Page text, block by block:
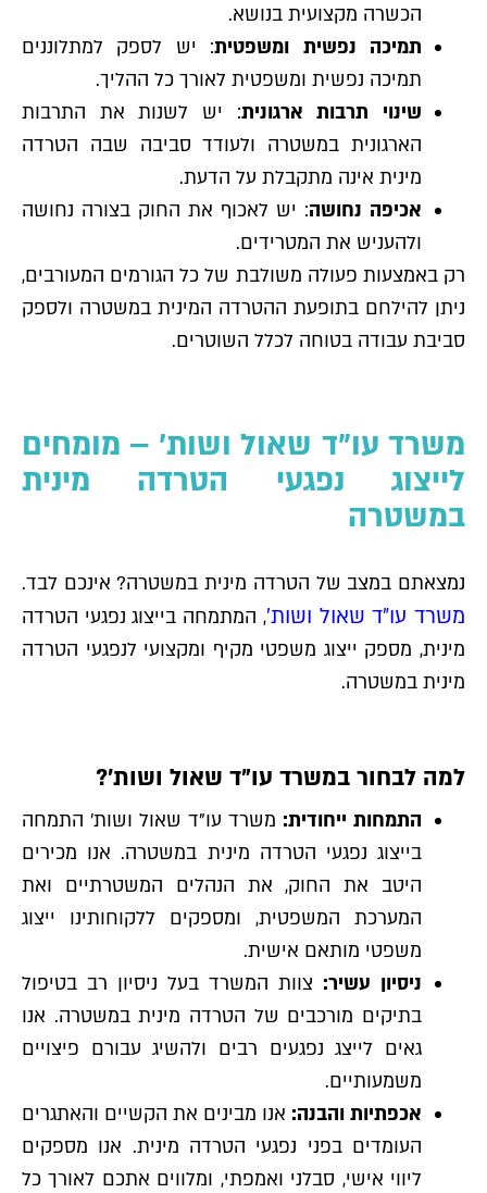
הכשרה מקצועית בנושא.
תמיכה נפשית ומשפטית: יש לספק למתלוננים
תמיכה נפשית ומשפטית לאורך כל ההליך.
שינוי תרבות ארגונית: יש לשנות את התרבות
הארגונית במשטרה ולעודד סביבה שבה הטרדה
מינית אינה מתקבלת על הדעת.
אכיפה נחושה: יש לאכוף את החוק בצורה נחושה
ולהעניש את המטרידים.
רק באמצעות פעולה משולבת של כל הגורמים המעורבים,
ניתן להילחם בתופעת ההטרדה המינית במשטרה ולספק
סביבת עבודה בטוחה לכלל השוטרים.
משרד עו"ד שאול ושות' – מומחים
לייצוג נפגעי הטרדה מינית
במשטרה
נמצאתם במצב של הטרדה מינית במשטרה? אינכם לבד.
משרד עו"ד שאול ושות', המתמחה בייצוג נפגעי הטרדה
מינית, מספק ייצוג משפטי מקיף ומקצועי לנפגעי הטרדה
מינית במשטרה.
למה לבחור במשרד עו"ד שאול ושות'?
התמחות ייחודית: משרד עו"ד שאול ושות' התמחה
בייצוג נפגעי הטרדה מינית במשטרה. אנו מכירים
היטב את החוק, את הנהלים המשטרתיים ואת
המערכת המשפטית, ומספקים ללקוחותינו ייצוג
משפטי מותאם אישית.
ניסיון עשיר: צוות המשרד בעל ניסיון רב בטיפול
בתיקים מורכבים של הטרדה מינית במשטרה. אנו
גאים לייצג נפגעים רבים ולהשיג עבורם פיצויים
משמעותיים.
אכפתיות והבנה: אנו מבינים את הקשיים והאתגרים
העומדים בפני נפגעי הטרדה מינית. אנו מספקים
ליווי אישי, סבלני ואמפתי, ומלווים אתכם לאורך כל